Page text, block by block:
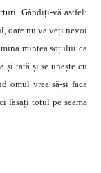
Gândiți-vă astfel:
oare nu vă veți nevoi
mintea soțului ca
și tată și se unește cu
omul vrea să-și facă
lăsați totul pe seama